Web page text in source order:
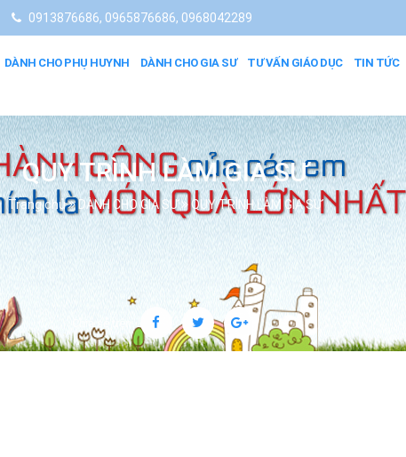
0913876686, 0965876686, 0968042289
DÀNH CHO PHỤ HUYNH DÀNH CHO GIA SƯ TƯ VẤN GIÁO DỤC TIN TỨC
QUY TRÌNH LÀM GIA SƯ
Trang chủ DÀNH CHO GIA SƯ QUY TRÌNH LÀM GIA SƯ